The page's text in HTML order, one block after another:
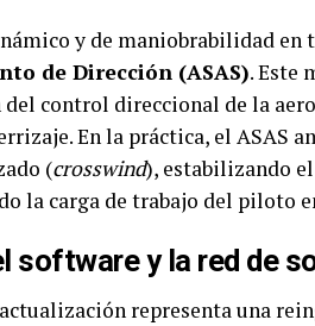
y de maniobrabilidad
de Dirección (ASAS). Este
control direccional de la
En la práctica, el ASAS
(crosswind), estabilizando
la carga de trabajo del piloto
software y la red de
representa una